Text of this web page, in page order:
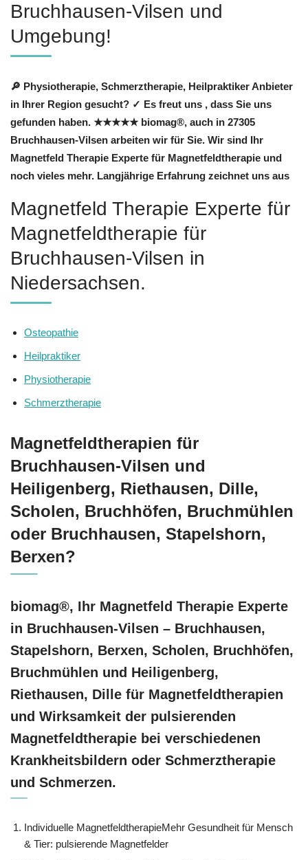
Bruchhausen-Vilsen und
Umgebung!
🔎 Physiotherapie, Schmerztherapie, Heilpraktiker Anbieter
in Ihrer Region gesucht? ✓ Es freut uns , dass Sie uns
gefunden haben. ★★★★★ biomag®, auch in 27305
Bruchhausen-Vilsen arbeiten wir für Sie. Wir sind Ihr
Magnetfeld Therapie Experte für Magnetfeldtherapie und
noch vieles mehr. Langjährige Erfahrung zeichnet uns aus
Magnetfeld Therapie Experte für
Magnetfeldtherapie für
Bruchhausen-Vilsen in
Niedersachsen.
Osteopathie
Heilpraktiker
Physiotherapie
Schmerztherapie
Magnetfeldtherapien für
Bruchhausen-Vilsen und
Heiligenberg, Riethausen, Dille,
Scholen, Bruchhöfen, Bruchmühlen
oder Bruchhausen, Stapelshorn,
Berxen?
biomag®, Ihr Magnetfeld Therapie Experte
in Bruchhausen-Vilsen – Bruchhausen,
Stapelshorn, Berxen, Scholen, Bruchhöfen,
Bruchmühlen und Heiligenberg,
Riethausen, Dille für Magnetfeldtherapien
und Wirksamkeit der pulsierenden
Magnetfeldtherapie bei verschiedenen
Krankheitsbildern oder Schmerztherapie
und Schmerzen.
Individuelle MagnetfeldtherapieMehr Gesundheit für Mensch
& Tier: pulsierende Magnetfelder